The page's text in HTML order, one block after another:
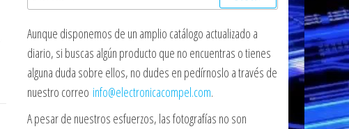
Aunque disponemos de un amplio catálogo actualizado a
diario, si buscas algún producto que no encuentras o tienes
alguna duda sobre ellos, no dudes en pedírnoslo a través de
nuestro correo info@electronicacompel.com.
A pesar de nuestros esfuerzos, las fotografías no son